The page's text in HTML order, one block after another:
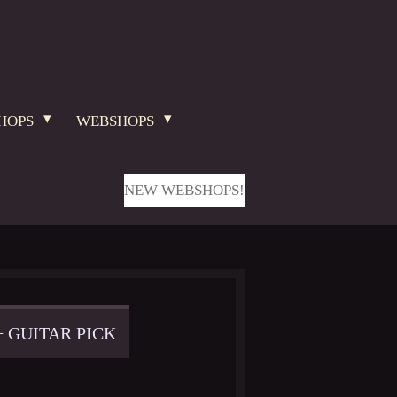
WEBSHOPS
NEW WEBSHOPS!
GUITAR PICK